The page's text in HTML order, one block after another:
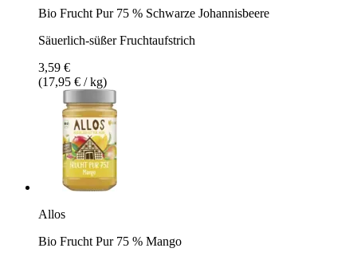
Bio Frucht Pur 75 % Schwarze Johannisbeere
Säuerlich-süßer Fruchtaufstrich
3,59 €
(17,95 € / kg)
Allos
Bio Frucht Pur 75 % Mango